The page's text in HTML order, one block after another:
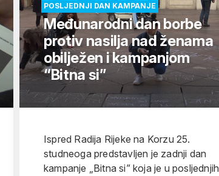
POSLJEDNJI DAN KAMPANJE
Međunarodni dan borbe
protiv nasilja nad ženama
obilježen i kampanjom
“Bitna si”
Ispred Radija Rijeke na Korzu 25.
studneoga predstavljen je zadnji dan
kampanje „Bitna si” koja je u posljednjih